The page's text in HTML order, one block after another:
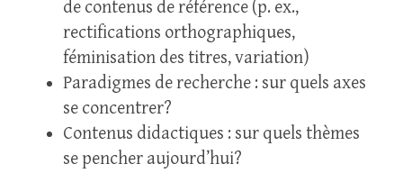
de contenus de référence (p. ex.,
rectifications orthographiques,
féminisation des titres, variation)
Paradigmes de recherche : sur quels axes
se concentrer?
Contenus didactiques : sur quels thèmes
se pencher aujourd’hui?